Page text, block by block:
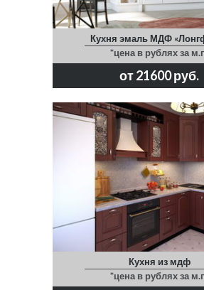
Кухня эмаль МДФ
*цена в рублях за
от 21600 руб.
Кухня из мдф
*цена в рублях за